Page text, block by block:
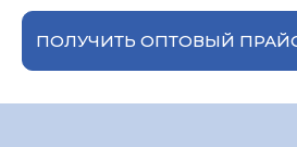
ПОЛУЧИТЬ ОПТОВЫЙ